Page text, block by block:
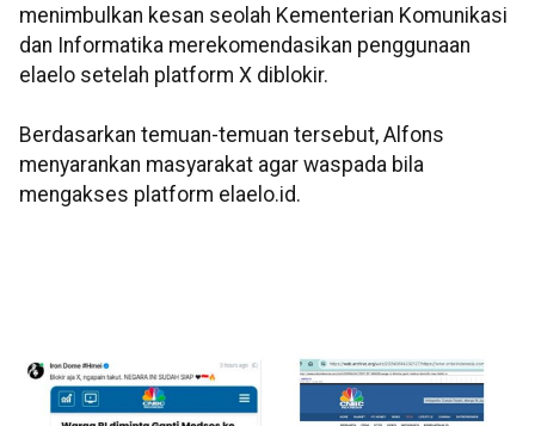
menimbulkan kesan seolah Kementerian Komunikasi
dan Informatika merekomendasikan penggunaan
elaelo setelah platform X diblokir.
Berdasarkan temuan-temuan tersebut, Alfons
menyarankan masyarakat agar waspada bila
mengakses platform elaelo.id.